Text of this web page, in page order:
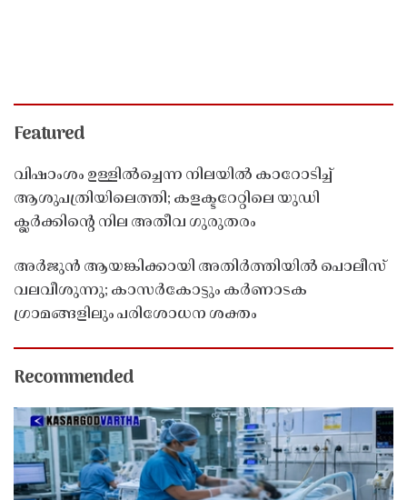
Featured
വിഷാംശം ഉള്ളിൽച്ചെന്ന നിലയിൽ കാറോടിച്ച്
ആശുപത്രിയിലെത്തി; കളക്ടറേറ്റിലെ യുഡി
ക്ലർക്കിൻ്റെ നില അതീവ ഗുരുതരം
അർജുൻ ആയങ്കിക്കായി അതിർത്തിയിൽ പൊലീസ്
വലവീശുന്നു; കാസർകോട്ടും കർണാടക
ഗ്രാമങ്ങളിലും പരിശോധന ശക്തം
Recommended